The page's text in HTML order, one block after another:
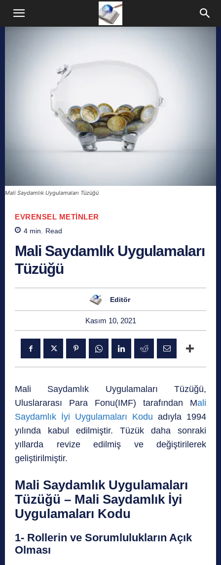
Mali Saydamlık Uygulamaları Tüzüğü
EVRENSEL METINLER
4 min. Read
Mali Saydamlık Uygulamaları
Tüzüğü
Editör
Kasım 10, 2021
Mali Saydamlık Uygulamaları Tüzüğü,
Uluslararası Para Fonu(IMF) tarafından Mali
Saydamlık İyi Uygulamaları Kodu adıyla 1994
yılında kabul edilmiştir. Tüzük daha sonraki
yıllarda revize edilmiş ve değiştirilerek
geliştirilmiştir.
Mali Saydamlık Uygulamaları
Tüzüğü – Mali Saydamlık İyi
Uygulamaları Kodu
1- Rollerin ve Sorumlulukların Açık
Olması